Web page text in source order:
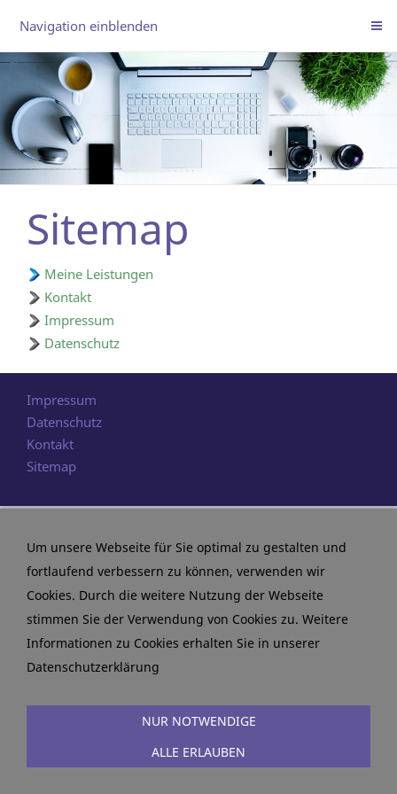
Navigation einblenden
Sitemap
Meine Leistungen
Kontakt
Impressum
Datenschutz
Impressum
Datenschutz
Kontakt
Sitemap
Um unsere Webseite für Sie optimal zu gestalten und
fortlaufend verbessern zu können, verwenden wir
Cookies. Durch die weitere Nutzung der Webseite
stimmen Sie der Verwendung von Cookies zu. Weitere
Informationen zu Cookies erhalten Sie in unserer
Datenschutzerklärung
NUR NOTWENDIGE
ALLE ERLAUBEN